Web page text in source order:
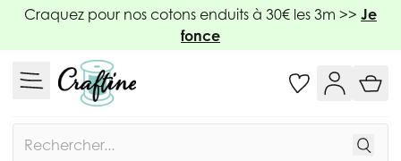
Allez au contenu
Craquez pour nos cotons enduits à 30€ les 3m >> Je
fonce